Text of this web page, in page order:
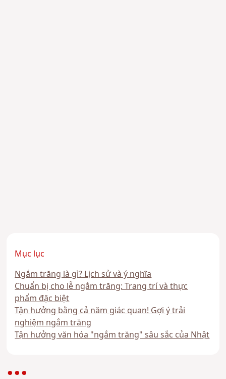
Mục lục
Ngắm trăng là gì? Lịch sử và ý nghĩa
Chuẩn bị cho lễ ngắm trăng: Trang trí và thực
phẩm đặc biệt
Tận hưởng bằng cả năm giác quan! Gợi ý trải
nghiệm ngắm trăng
Tận hưởng văn hóa "ngắm trăng" sâu sắc của Nhật